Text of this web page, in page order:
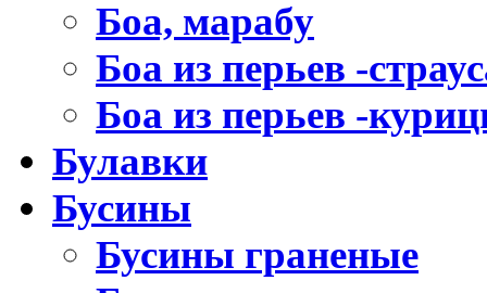
Боа, марабу
Боа из перьев -
Боа из перьев -
Булавки
Бусины
Бусины граненые